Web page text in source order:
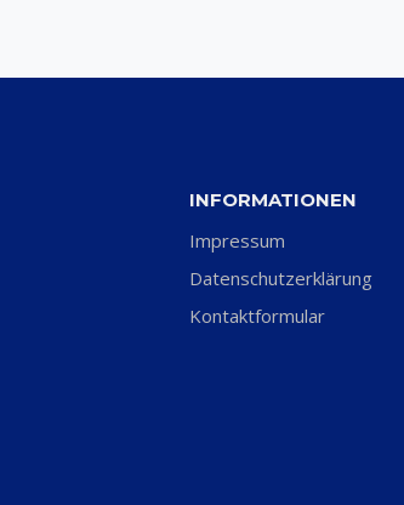
INFORMATIONEN
Impressum
Datenschutzerklärung
Kontaktformular